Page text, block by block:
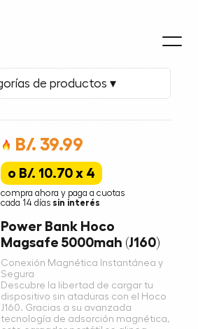
de productos ▾
B/. 39.99
o B/. 10.70 x 4
compra ahora y paga a cuotas
cada 14 días sin interés
Power Bank Hoco
Magsafe 5000mah (J160)
Conexión Magnética Instantánea y
Segura
Descubre la libertad de cargar tu
dispositivo sin ataduras con el Hoco
J160. Gracias a su avanzada
tecnología de adsorción magnética,